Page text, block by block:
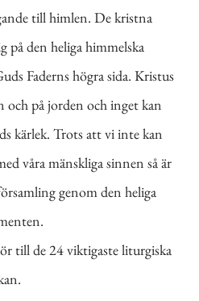
till himlen. De kristna
på den heliga himmelska
Faderns högra sida. Kristus
och på jorden och inget kan
kärlek. Trots att vi inte kan
våra mänskliga sinnen så är
genom den heliga
till de 24 viktigaste liturgiska